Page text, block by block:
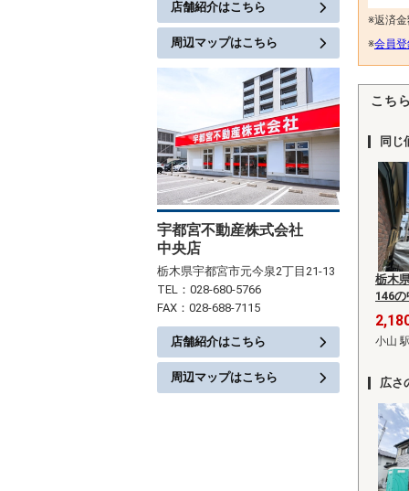
※返済
※会員
こち
同じ
栃木
146
小山
広さ
店舗紹介はこちら
周辺マップはこちら
宇都宮不動産株式会社
中央店
栃木県宇都宮市元今泉2丁目21-13
TEL：028-680-5766
FAX：028-688-7115
店舗紹介はこちら
周辺マップはこちら